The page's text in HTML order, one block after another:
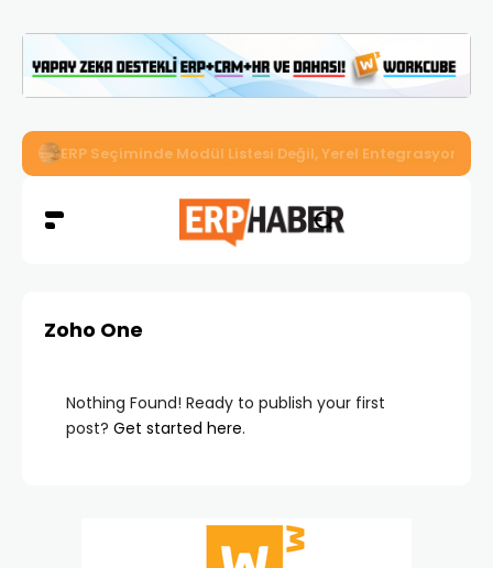
İkizler Aydınlatma, Workcube ERP ile Üretim, Satış ve
Zoho One
Nothing Found! Ready to publish your first
post? Get started here.